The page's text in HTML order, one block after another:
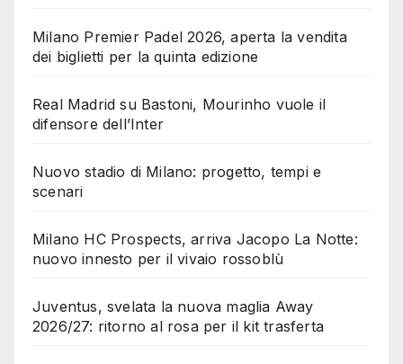
Milano Premier Padel 2026, aperta la vendita
dei biglietti per la quinta edizione
Real Madrid su Bastoni, Mourinho vuole il
difensore dell’Inter
Nuovo stadio di Milano: progetto, tempi e
scenari
Milano HC Prospects, arriva Jacopo La Notte:
nuovo innesto per il vivaio rossoblù
Juventus, svelata la nuova maglia Away
2026/27: ritorno al rosa per il kit trasferta